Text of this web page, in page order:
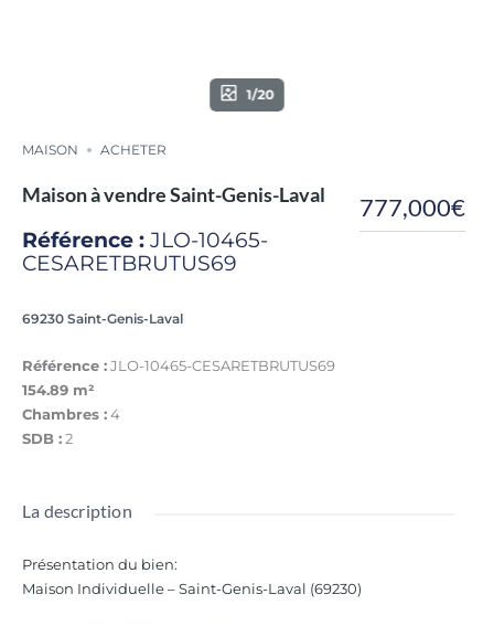
1/20
MAISON ACHETER
Maison à vendre Saint-Genis-Laval
Référence : JLO-10465-
CESARETBRUTUS69
69230 Saint-Genis-Laval
Référence :JLO-10465-CESARETBRUTUS69
154.89 m²
Chambres :4
SDB :2
777,000€
La description
Présentation du bien:
Maison Individuelle – Saint-Genis-Laval (69230)